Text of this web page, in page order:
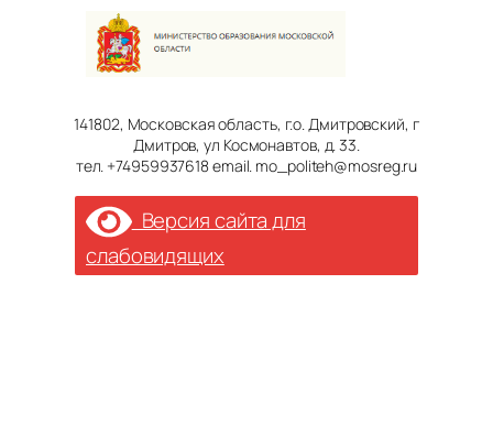
141802, Московская область, г.о. Дмитровский, г
Дмитров, ул Космонавтов, д. 33.
тел. +74959937618 email. mo_politeh@mosreg.ru
Версия сайта для
слабовидящих